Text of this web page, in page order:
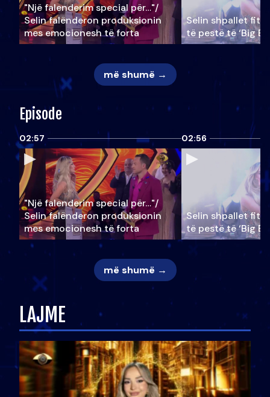
"Një falenderim special për…"/
Selin falënderon produksionin
mes emocionesh të forta
Selin shpallet
të pestë të ‘Big
më shumë →
Episode
02:57
"Një falenderim special për…"/
Selin falënderon produksionin
mes emocionesh të forta
02:56
Selin shpallet
të pestë të ‘Big
më shumë →
LAJME